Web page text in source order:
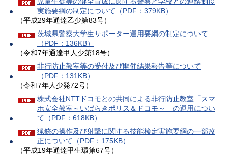
実施要綱の制定について（PDF：379KB）
（平成29年通達乙少第83号）
茨城県警察大学生サポーター運用要綱の制定について
（PDF：136KB）
（令和7年通達甲人少第18号）
非行防止教室等の受付及び開催結果報告等について
（PDF：131KB）
（令和7年人少発72号）
株式会社NTTドコモとの共同による非行防止教室「スマ
ホ安全教室～いばらきポリス＆ドコモ～」の運用につい
て（PDF：618KB）
猟銃の操作及び射撃に関する技能検定実施要綱の一部改
正について（PDF：175KB）
（平成19年通達甲生環第67号）